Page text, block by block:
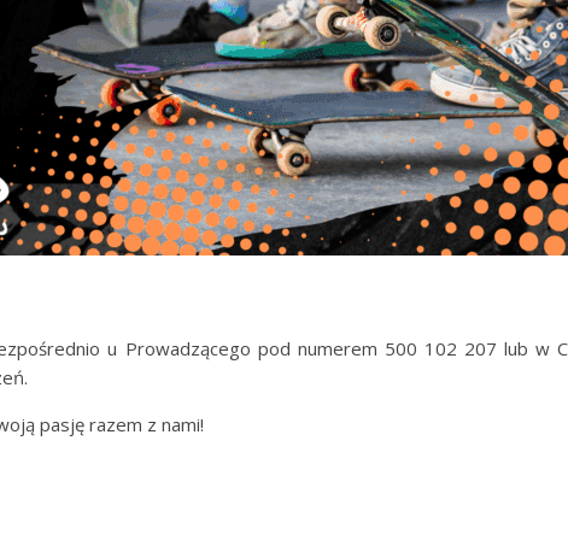
u Prowadzącego pod numerem 500 102 207 lub w
pasję razem z nami!